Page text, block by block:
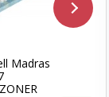
Madras